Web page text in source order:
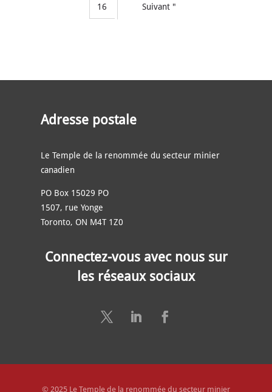
16 Suivant "
Adresse postale
Le Temple de la renommée du secteur minier
canadien
PO Box 15029 PO
1507, rue Yonge
Toronto, ON M4T 1Z0
Connectez-vous avec nous sur
les réseaux sociaux
© 2025 Le Temple de la renommée du secteur minier